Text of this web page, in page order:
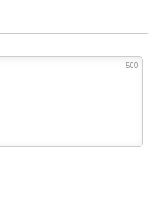
500